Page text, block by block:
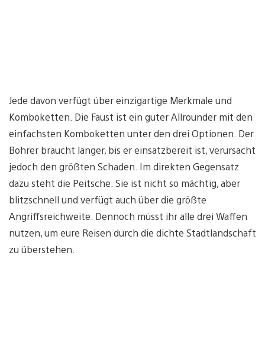
Jede davon verfügt über einzigartige Merkmale und
Komboketten. Die Faust ist ein guter Allrounder mit den
einfachsten Komboketten unter den drei Optionen. Der
Bohrer braucht länger, bis er einsatzbereit ist, verursacht
jedoch den größten Schaden. Im direkten Gegensatz
dazu steht die Peitsche. Sie ist nicht so mächtig, aber
blitzschnell und verfügt auch über die größte
Angriffsreichweite. Dennoch müsst ihr alle drei Waffen
nutzen, um eure Reisen durch die dichte Stadtlandschaft
zu überstehen.